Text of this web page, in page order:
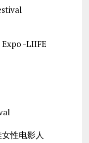
-LIIFE
性电影人